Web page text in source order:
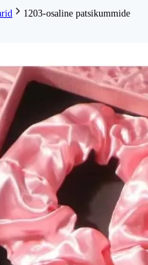
1203-osaline patsikummide